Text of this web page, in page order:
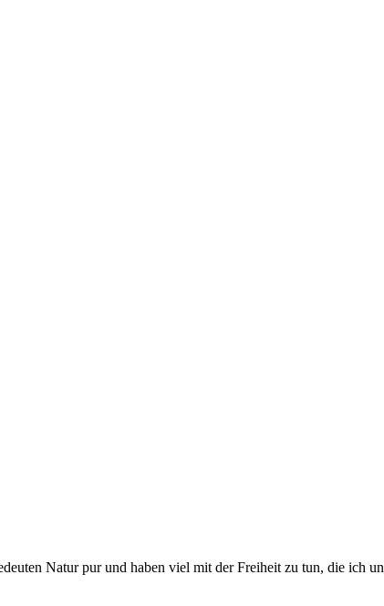
Natur pur und haben viel mit der Freiheit zu tun, die ich